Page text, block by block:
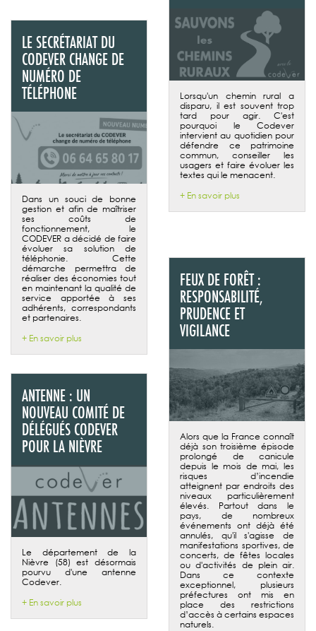
Lorsqu'un chemin rural a
disparu, il est souvent trop
tard pour agir. C'est
pourquoi le Codever
intervient au quotidien pour
défendre ce patrimoine
commun, conseiller les
usagers et faire évoluer les
textes qui le menacent.
+ En savoir plus
LE SECRÉTARIAT DU
CODEVER CHANGE DE
NUMÉRO DE
TÉLÉPHONE
Dans un souci de bonne
gestion et afin de maîtriser
ses coûts de
fonctionnement, le
CODEVER a décidé de faire
évoluer sa solution de
téléphonie. Cette
démarche permettra de
réaliser des économies tout
en maintenant la qualité de
service apportée à ses
adhérents, correspondants
et partenaires.
+ En savoir plus
FEUX DE FORÊT :
RESPONSABILITÉ,
PRUDENCE ET
VIGILANCE
Alors que la France connaît
déjà son troisième épisode
prolongé de canicule
depuis le mois de mai, les
risques d’incendie
atteignent par endroits des
niveaux particulièrement
élevés. Partout dans le
pays, de nombreux
événements ont déjà été
annulés, qu'il s'agisse de
manifestations sportives, de
concerts, de fêtes locales
ou d'activités de plein air.
Dans ce contexte
exceptionnel, plusieurs
préfectures ont mis en
place des restrictions
d’accès à certains espaces
naturels.
ANTENNE : UN
NOUVEAU COMITÉ DE
DÉLÉGUÉS CODEVER
POUR LA NIÈVRE
Le département de la
Nièvre (58) est désormais
pourvu d'une antenne
Codever.
+ En savoir plus